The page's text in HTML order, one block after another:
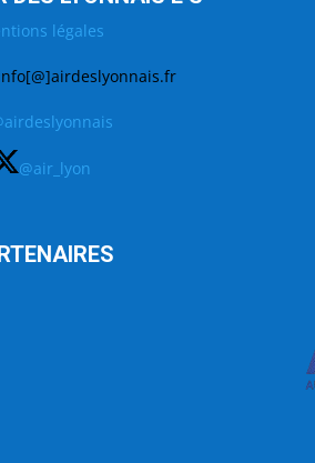
légales
@air_lyon